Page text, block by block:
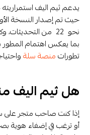
يدعم ثيم اليف
بما يعكس اهتمام
تطوراتمنصة سلة
هل ثيم اليف
إذا كنت صاحب متجر على
أو ترغب في إضفاء هوية